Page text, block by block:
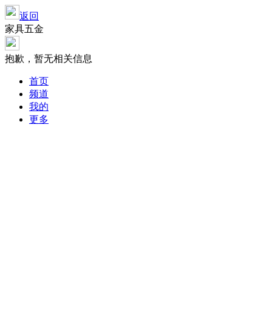
返回
家具五金
抱歉，暂无相关信息
首页
频道
我的
更多